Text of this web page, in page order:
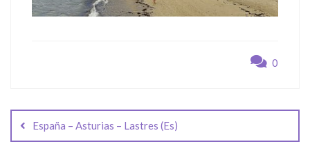
0
de
entradas
España – Asturias – Lastres (Es)